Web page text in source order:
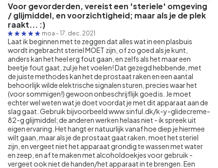
Voor gevorderden, vereist een 'steriele' omgeving
/ glijmiddel, en voorzichtigheid; maar als je de plek
raakt... :)
moa - 17. dec. 2021
Laat ik beginnen met te zeggen dat alles wat in een plasbuis
wordt ingebracht steriel MOET zijn, of zo goed als je kunt,
anders kan het heel erg fout gaan, en zelfs als het maar een
beetje fout gaat, zul je het voelen! Dat gezegd hebbende, met
de juiste methodes kan het de prostaat raken en een aantal
behoorlijk wilde elektrische signalen sturen, precies waar het
(voor sommigen!) gewoon onbeschrijflijk goed is. Je moet
echter wel weten wat je doet voordat je met dit apparaat aan de
slag gaat. Gebruik bijvoorbeeld www.sinful.dk/k-y-glidecreme-
82-g glijmiddel; de anderen werken helaas niet - ik spreek uit
eigen ervaring. Het hangt er natuurlijk vanaf hoe diep je hiermee
wilt gaan, maar als je de prostaat gaat raken, moet het steriel
zijn, en vergeet niet het apparaat grondig te wassen met water
en zeep, en af te maken met alcoholdoekjes voor gebruik -
vergeet ook niet de handen/het apparaat in te brengen. Een